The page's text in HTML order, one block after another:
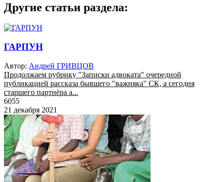
Другие статьи раздела:
ГАРПУН
Автор: Андрей ГРИВЦОВ
Продолжаем рубрику "Записки адвоката" очередной
публикацией рассказа бывшего "важняка" СК, а сегодня
старшего партнёра а...
6055
21 декабря 2021